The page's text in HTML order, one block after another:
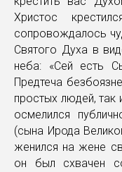
Христос
сопровождалось
Святого Духа в
неба: «Сей есть
Предтеча
простых людей, так
осмелился
(сына Ирода
женился на жене
он был схвачен